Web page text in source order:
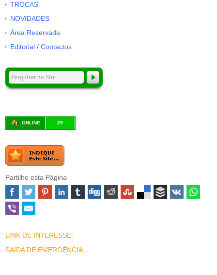
TROCAS
NOVIDADES
Área Reservada
Editorial / Contactos
ONLINE 29
Partilhe esta Página
LINK DE INTERESSE:
SAÍDA DE EMERGÊNCIA